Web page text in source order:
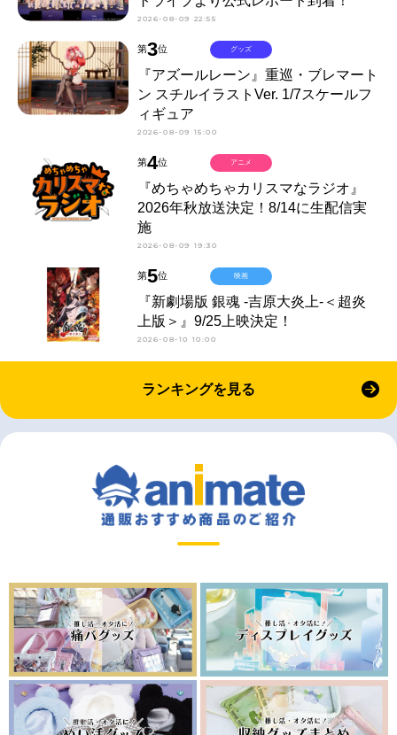
2026-08-09 22:55
第3位
『アズールレーン』重巡・ブレマート
ン スチルイラストVer. 1/7スケールフ
ィギュア
2026-08-09 15:00
グッズ
第4位
『めちゃめちゃカリスマなラジオ』
2026年秋放送決定！8/14に生配信実
施
2026-08-09 19:30
アニメ
第5位
『新劇場版 銀魂 -吉原大炎上-＜超炎
上版＞』9/25上映決定！
2026-08-10 10:00
映画
ランキングを見る